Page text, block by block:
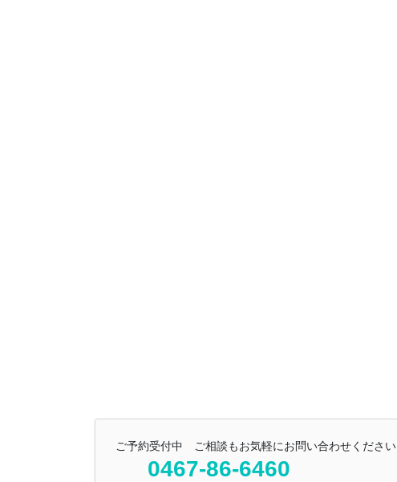
ご予約受付中 ご相談もお気軽にお問い合わせください
0467-86-6460